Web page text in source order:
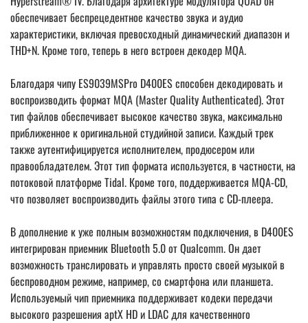
обеспечивает беспрецедентное качество звука и аудио
характеристики, включая превосходный динамический диапазон и
THD+N. Кроме того, теперь в него встроен декодер MQA.
Благодаря чипу ES9039MSPro D400ES способен декодировать и
воспроизводить формат MQA (Master Quality Authenticated). Этот
тип файлов обеспечивает высокое качество звука, максимально
приближенное к оригинальной студийной записи. Каждый трек
также аутентифицируется исполнителем, продюсером или
правообладателем. Этот тип формата используется, в частности, на
потоковой платформе Tidal. Кроме того, поддерживается MQA-CD,
что позволяет воспроизводить файлы этого типа с CD-плеера.
В дополнение к уже полным возможностям подключения, в D400ES
интегрирован приемник Bluetooth 5.0 от Qualcomm. Он дает
возможность транслировать и управлять просто своей музыкой в
беспроводном режиме, например, со смартфона или планшета.
Используемый чип приемника поддерживает кодеки передачи
высокого разрешения aptX HD и LDAC для качественного